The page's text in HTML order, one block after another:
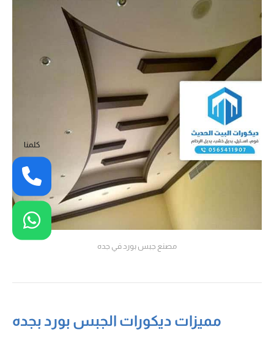
مصنع جبس بورد في جده
مميزات ديكورات الجبس بورد بجده
كلمنا